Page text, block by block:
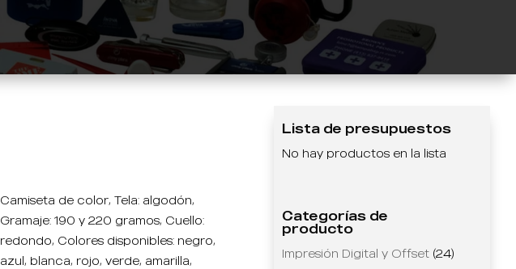
Camiseta de color, Tela: algodón,
Gramaje: 190 y 220 gramos, Cuello:
redondo, Colores disponibles: negro,
azul, blanca, rojo, verde, amarilla,
Lista de presupuestos
No hay productos en la lista
Categorías de
producto
Impresión Digital y Offset (24)